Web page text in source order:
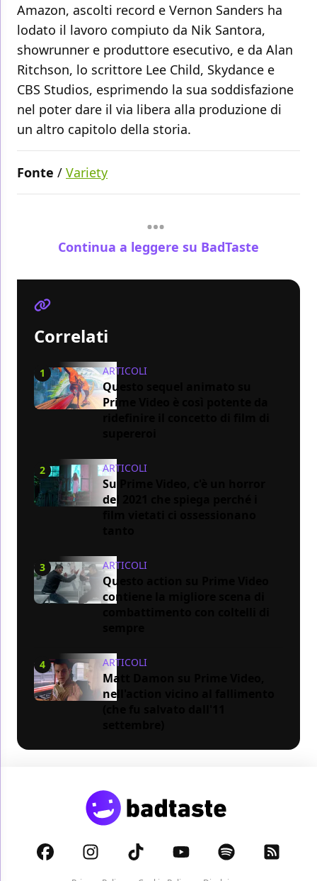
Amazon, ascolti record e Vernon Sanders ha
lodato il lavoro compiuto da Nik Santora,
showrunner e produttore esecutivo, e da Alan
Ritchson, lo scrittore Lee Child, Skydance e
CBS Studios, esprimendo la sua soddisfazione
nel poter dare il via libera alla produzione di
un altro capitolo della storia.
Fonte / Variety
Continua a leggere su BadTaste
Correlati
1 ARTICOLI
Questo sequel animato su
Prime Video è così potente da
2 ARTICOLI
Su Prime Video, c'è un horror
del 2021 che spiega perché i
3 ARTICOLI
Questo action su Prime Video
contiene la migliore scena di
4 ARTICOLI
Matt Damon su Prime Video,
nell'action vicino al fallimento